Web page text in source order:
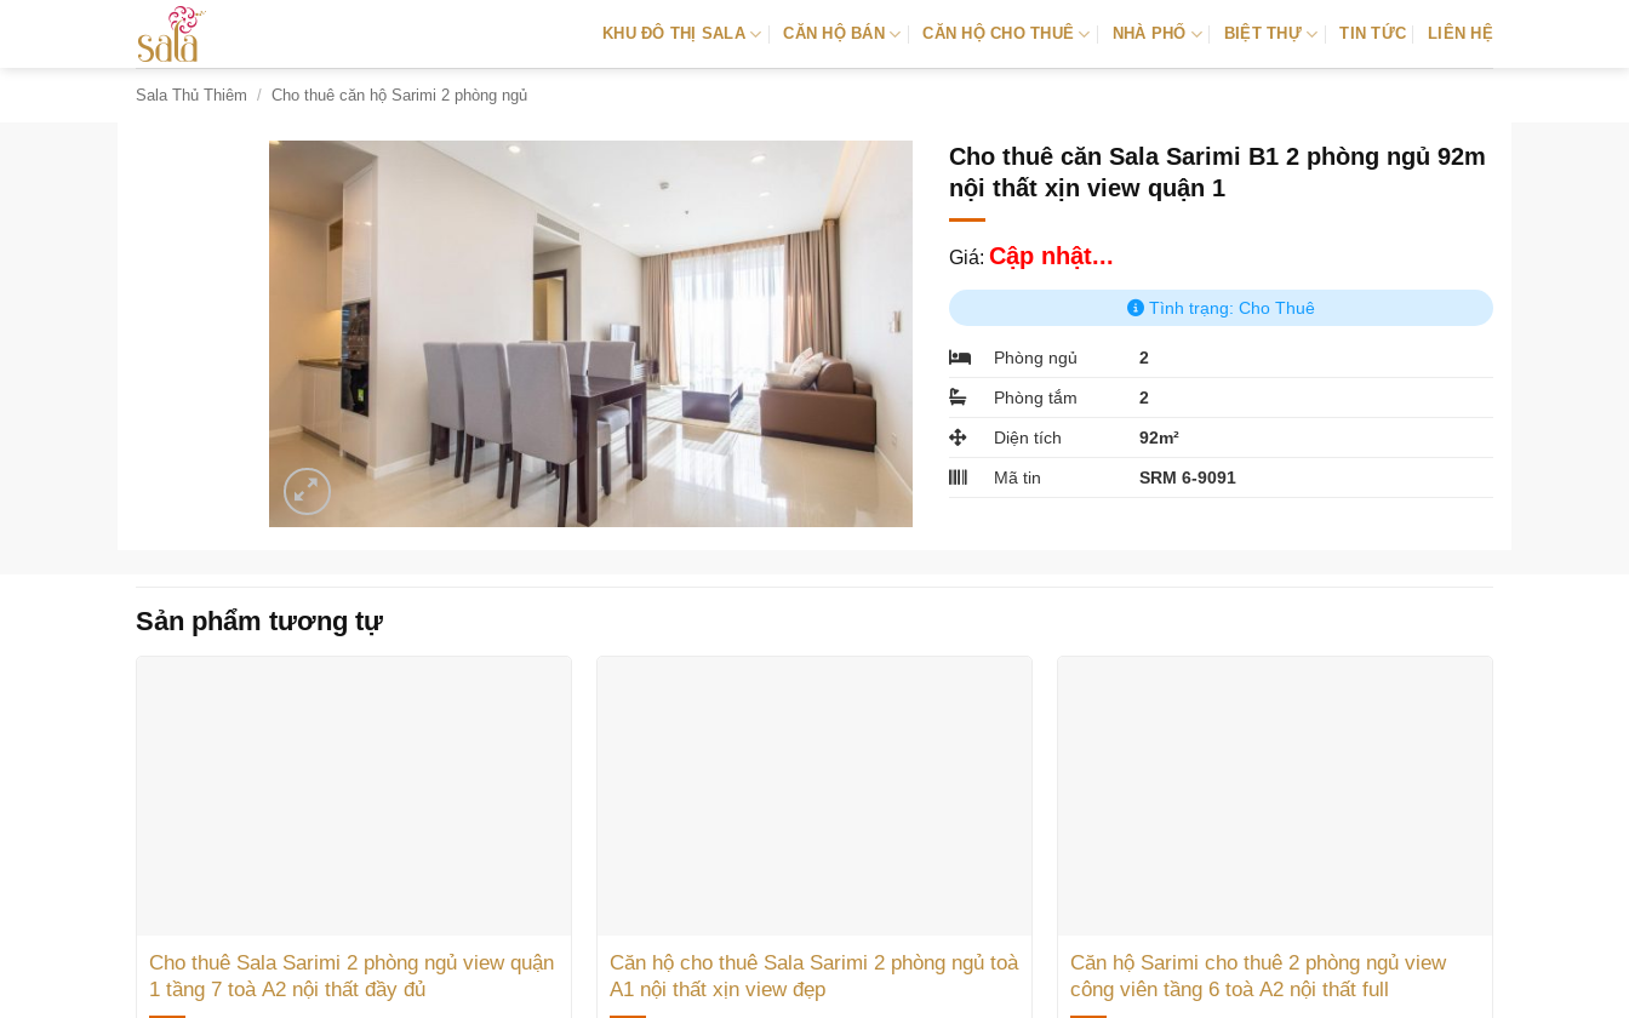
KHU ĐÔ THỊ SALA CĂN HỘ BÁN CĂN HỘ CHO THUÊ NHÀ PHỐ BIỆT THỰ TIN TỨC LIÊN HỆ
Sala Thủ Thiêm / Cho thuê căn hộ Sarimi 2 phòng ngủ
Cho thuê căn Sala Sarimi B1 2 phòng ngủ 92m
nội thất xịn view quận 1
Giá: Cập nhật...
Tình trạng: Cho Thuê
Phòng ngủ 2
Phòng tắm 2
Diện tích 92m²
Mã tin SRM 6-9091
Sản phẩm tương tự
Cho thuê Sala Sarimi 2 phòng ngủ view quận
1 tầng 7 toà A2 nội thất đầy đủ
Căn hộ cho thuê Sala Sarimi 2 phòng ngủ toà
A1 nội thất xịn view đẹp
Căn hộ Sarimi cho thuê 2 phòng ngủ view
công viên tầng 6 toà A2 nội thất full